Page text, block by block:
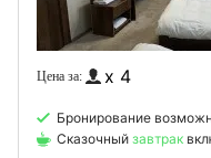
x 4
Бронирование
Сказочный завтрак